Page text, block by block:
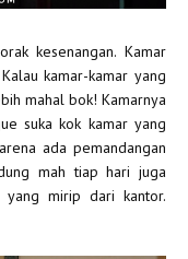
kesenangan. Kamar
kamar-kamar yang
mahal bok! Kamarnya
suka kok kamar yang
ada pemandangan
mah tiap hari juga
yang mirip dari kantor.